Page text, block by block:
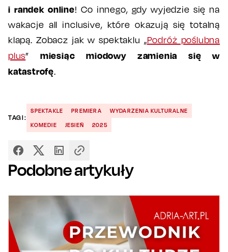
i randek online! Co innego, gdy wyjedzie się na
wakacje all inclusive, które okazują się totalną
klapą. Zobacz jak w spektaklu „Podróż poślubna
plus” miesiąc miodowy zamienia się w
katastrofę.
TAGI:
SPEKTAKLE PREMIERA
WYDARZENIA KULTURALNE
KOMEDIE
JESIEŃ 2025
Podobne artykuły